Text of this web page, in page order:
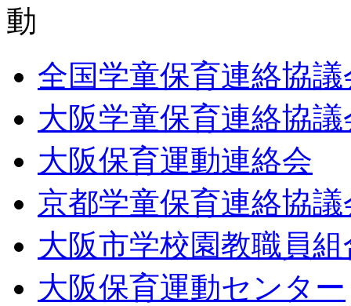
全国学童保育連絡協議
大阪学童保育連絡協議
大阪保育運動連絡会
京都学童保育連絡協議
大阪市学校園教職員組
大阪保育運動センター